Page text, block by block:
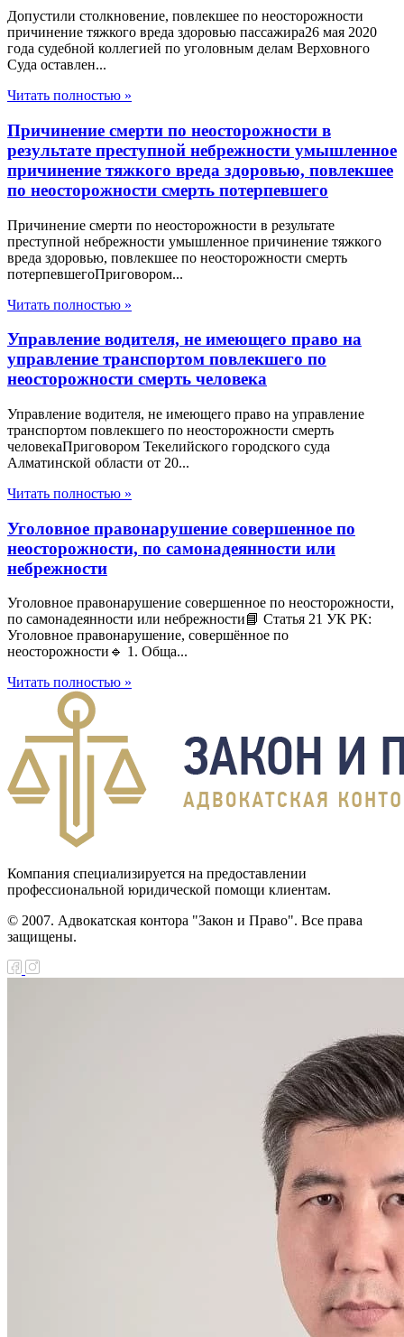
Допустили столкновение, повлекшее по неосторожности
причинение тяжкого вреда здоровью пассажира26 мая 2020
года судебной коллегией по уголовным делам Верховного
Суда оставлен...
Читать полностью »
Причинение смерти по неосторожности в
результате преступной небрежности умышленное
причинение тяжкого вреда здоровью, повлекшее
по неосторожности смерть потерпевшего
Причинение смерти по неосторожности в результате
преступной небрежности умышленное причинение тяжкого
вреда здоровью, повлекшее по неосторожности смерть
потерпевшегоПриговором...
Читать полностью »
Управление водителя, не имеющего право на
управление транспортом повлекшего по
неосторожности смерть человека
Управление водителя, не имеющего право на управление
транспортом повлекшего по неосторожности смерть
человекаПриговором Текелийского городского суда
Алматинской области от 20...
Читать полностью »
Уголовное правонарушение совершенное по
неосторожности, по самонадеянности или
небрежности
Уголовное правонарушение совершенное по неосторожности,
по самонадеянности или небрежности📘 Статья 21 УК РК:
Уголовное правонарушение, совершённое по
неосторожности🔹 1. Обща...
Читать полностью »
Компания специализируется на предоставлении
профессиональной юридической помощи клиентам.
© 2007. Адвокатская контора "Закон и Право". Все права
защищены.